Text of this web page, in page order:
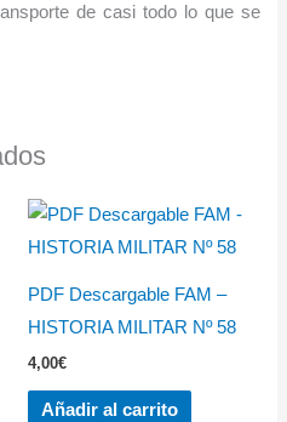
de casi todo lo que se
PDF Descargable FAM –
HISTORIA MILITAR Nº 58
4,00€
Añadir al carrito